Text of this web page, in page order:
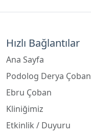
Hızlı Bağlantılar
Ana Sayfa
Podolog Derya Çoban
Ebru Çoban
Kliniğimiz
Etkinlik / Duyuru